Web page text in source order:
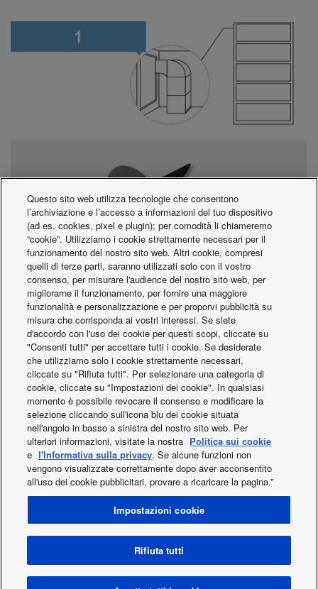
Ventola
Motore della ventola e case
Facebook Instagram Youtube
LinkedIn
Chi siamo
Contattaci
Mappa del sito
Condizioni generali di utilizzo
Privacy policy
Data act Novità
Area / Country
Modello di Organizzazione Gestione e Controllo (PHVACIT)
Copyright © 2026 Panasonic Italia Branch Office of Panasonic
Marketing Europe GmbH. Tutti i diritti sono riservati. P.IVA:
Questo sito web utilizza tecnologie che consentono
l’archiviazione e l’accesso a informazioni del tuo dispositivo
(ad es. cookies, pixel e plugin); per comodità li chiameremo
“cookie”. Utilizziamo i cookie strettamente necessari per il
funzionamento del nostro sito web. Altri cookie, compresi
quelli di terze parti, saranno utilizzati solo con il vostro
consenso, per misurare l'audience del nostro sito web, per
migliorarne il funzionamento, per fornire una maggiore
funzionalità e personalizzazione e per proporvi pubblicità su
misura che corrisponda ai vostri interessi. Se siete
d'accordo con l'uso dei cookie per questi scopi, cliccate su
"Consenti tutti" per accettare tutti i cookie. Se desiderate
che utilizziamo solo i cookie strettamente necessari,
cliccate su "Rifiuta tutti". Per selezionare una categoria di
cookie, cliccate su "Impostazioni dei cookie". In qualsiasi
momento è possibile revocare il consenso e modificare la
selezione cliccando sull'icona blu dei cookie situata
nell'angolo in basso a sinistra del nostro sito web. Per
ulteriori informazioni, visitate la nostra Politica sui cookie
e l'Informativa sulla privacy. Se alcune funzioni non
vengono visualizzate correttamente dopo aver acconsentito
all'uso dei cookie pubblicitari, provare a ricaricare la pagina.”
Impostazioni cookie
Rifiuta tutti